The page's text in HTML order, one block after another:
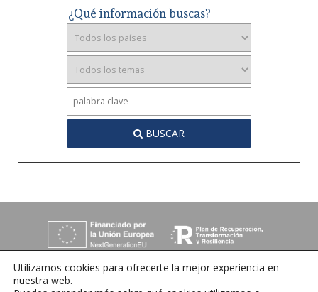
¿Qué información buscas?
BUSCAR
Utilizamos cookies para ofrecerte la mejor experiencia en
nuestra web.